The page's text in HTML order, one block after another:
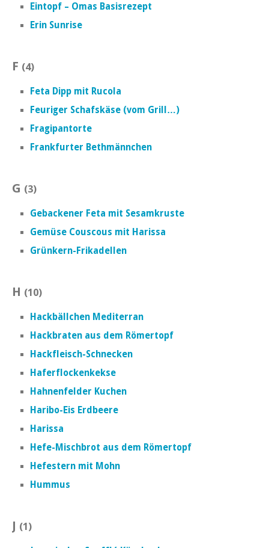
Eintopf – Omas Basisrezept
Erin Sunrise
F (4)
Feta Dipp mit Rucola
Feuriger Schafskäse (vom Grill…)
Fragipantorte
Frankfurter Bethmännchen
G (3)
Gebackener Feta mit Sesamkruste
Gemüse Couscous mit Harissa
Grünkern-Frikadellen
H (10)
Hackbällchen Mediterran
Hackbraten aus dem Römertopf
Hackfleisch-Schnecken
Haferflockenkekse
Hahnenfelder Kuchen
Haribo-Eis Erdbeere
Harissa
Hefe-Mischbrot aus dem Römertopf
Hefestern mit Mohn
Hummus
J (1)